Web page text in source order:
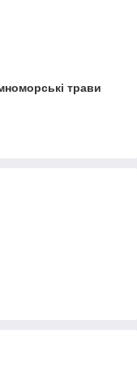
трави